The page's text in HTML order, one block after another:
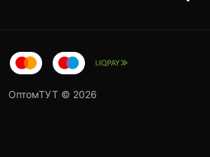
ОптомТУТ © 2026